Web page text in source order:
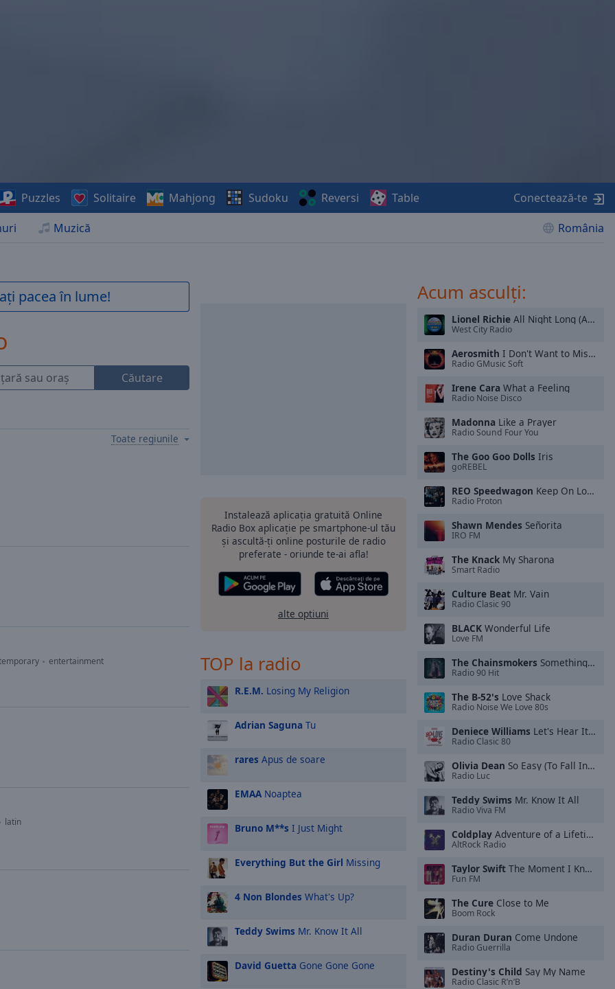
Muzică România
Puzzles Solitaire Mahjong Sudoku Reversi Table Conectează-te
pacea în lume!
Căutare
Toate regiunile
entertainment
latin
Instalează aplicația gratuită Online
Radio Box aplicație pe smartphone-ul tău
și ascultă-ți online posturile de radio
preferate - oriunde te-ai afla!
alte optiuni
TOP la radio
R.E.M. Losing My Religion
Adrian Saguna Tu
rares Apus de soare
EMAANoaptea
Bruno M**s I Just Might
Everything But the Girl Missing
4 Non Blondes What's Up?
Teddy Swims Mr. Know It All
David Guetta Gone Gone Gone
Acum asculți:
Lionel Richie All Night Long (All Night)
West City Radio
Aerosmith I Don't Want to Miss a Thing
Radio GMusic Soft
Irene Cara What a Feeling
Radio Noise Disco
Madonna Like a Prayer
Radio Sound Four You
The Goo Goo Dolls Iris
goREBEL
REO Speedwagon Keep On Loving You
Radio Proton
Shawn Mendes Señorita
IRO FM
The Knack My Sharona
Smart Radio
Culture Beat Mr. Vain
Radio Clasic 90
BLACK Wonderful Life
Love FM
The Chainsmokers Something Just Like This
Radio 90 Hit
The B-52's Love Shack
Radio Noise We Love 80s
Deniece Williams Let's Hear It for the Boy
Radio Clasic 80
Olivia Dean So Easy (To Fall In Love)
Radio Luc
Teddy Swims Mr. Know It All
Radio Viva FM
Coldplay Adventure of a Lifetime
AltRock Radio
Taylor Swift The Moment I Knew
Fun FM
The Cure Close to Me
Boom Rock
Duran Duran Come Undone
Radio Guerrilla
Destiny's Child Say My Name
Radio Clasic R’n’B